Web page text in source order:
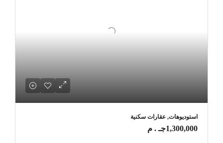
استوديوهات, عقارات سكنية
1,300,000جـ . م